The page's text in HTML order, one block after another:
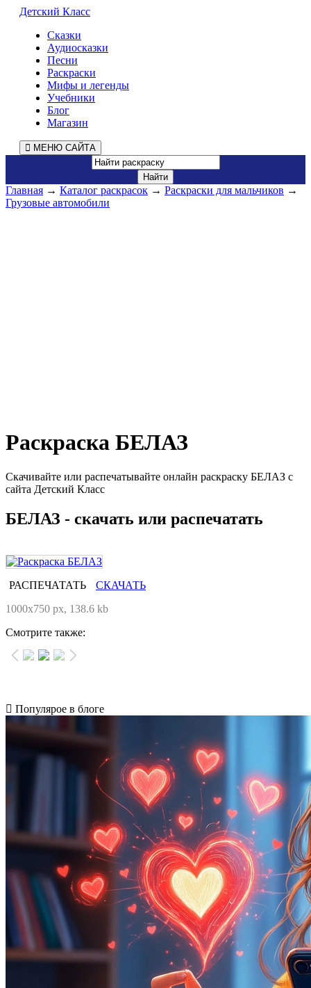
Детский Класс
Сказки
Аудиосказки
Песни
Раскраски
Мифы и легенды
Учебники
Блог
Магазин
МЕНЮ САЙТА
Главная → Каталог раскрасок → Раскраски для мальчиков →
Грузовые автомобили
Раскраска БЕЛАЗ
Скачивайте или распечатывайте онлайн раскраску БЕЛАЗ с
сайта Детский Класс
БЕЛАЗ - скачать или распечатать
РАСПЕЧАТАТЬ
СКАЧАТЬ
1000x750 px, 138.6 kb
Смотрите также:
Популярое в блоге